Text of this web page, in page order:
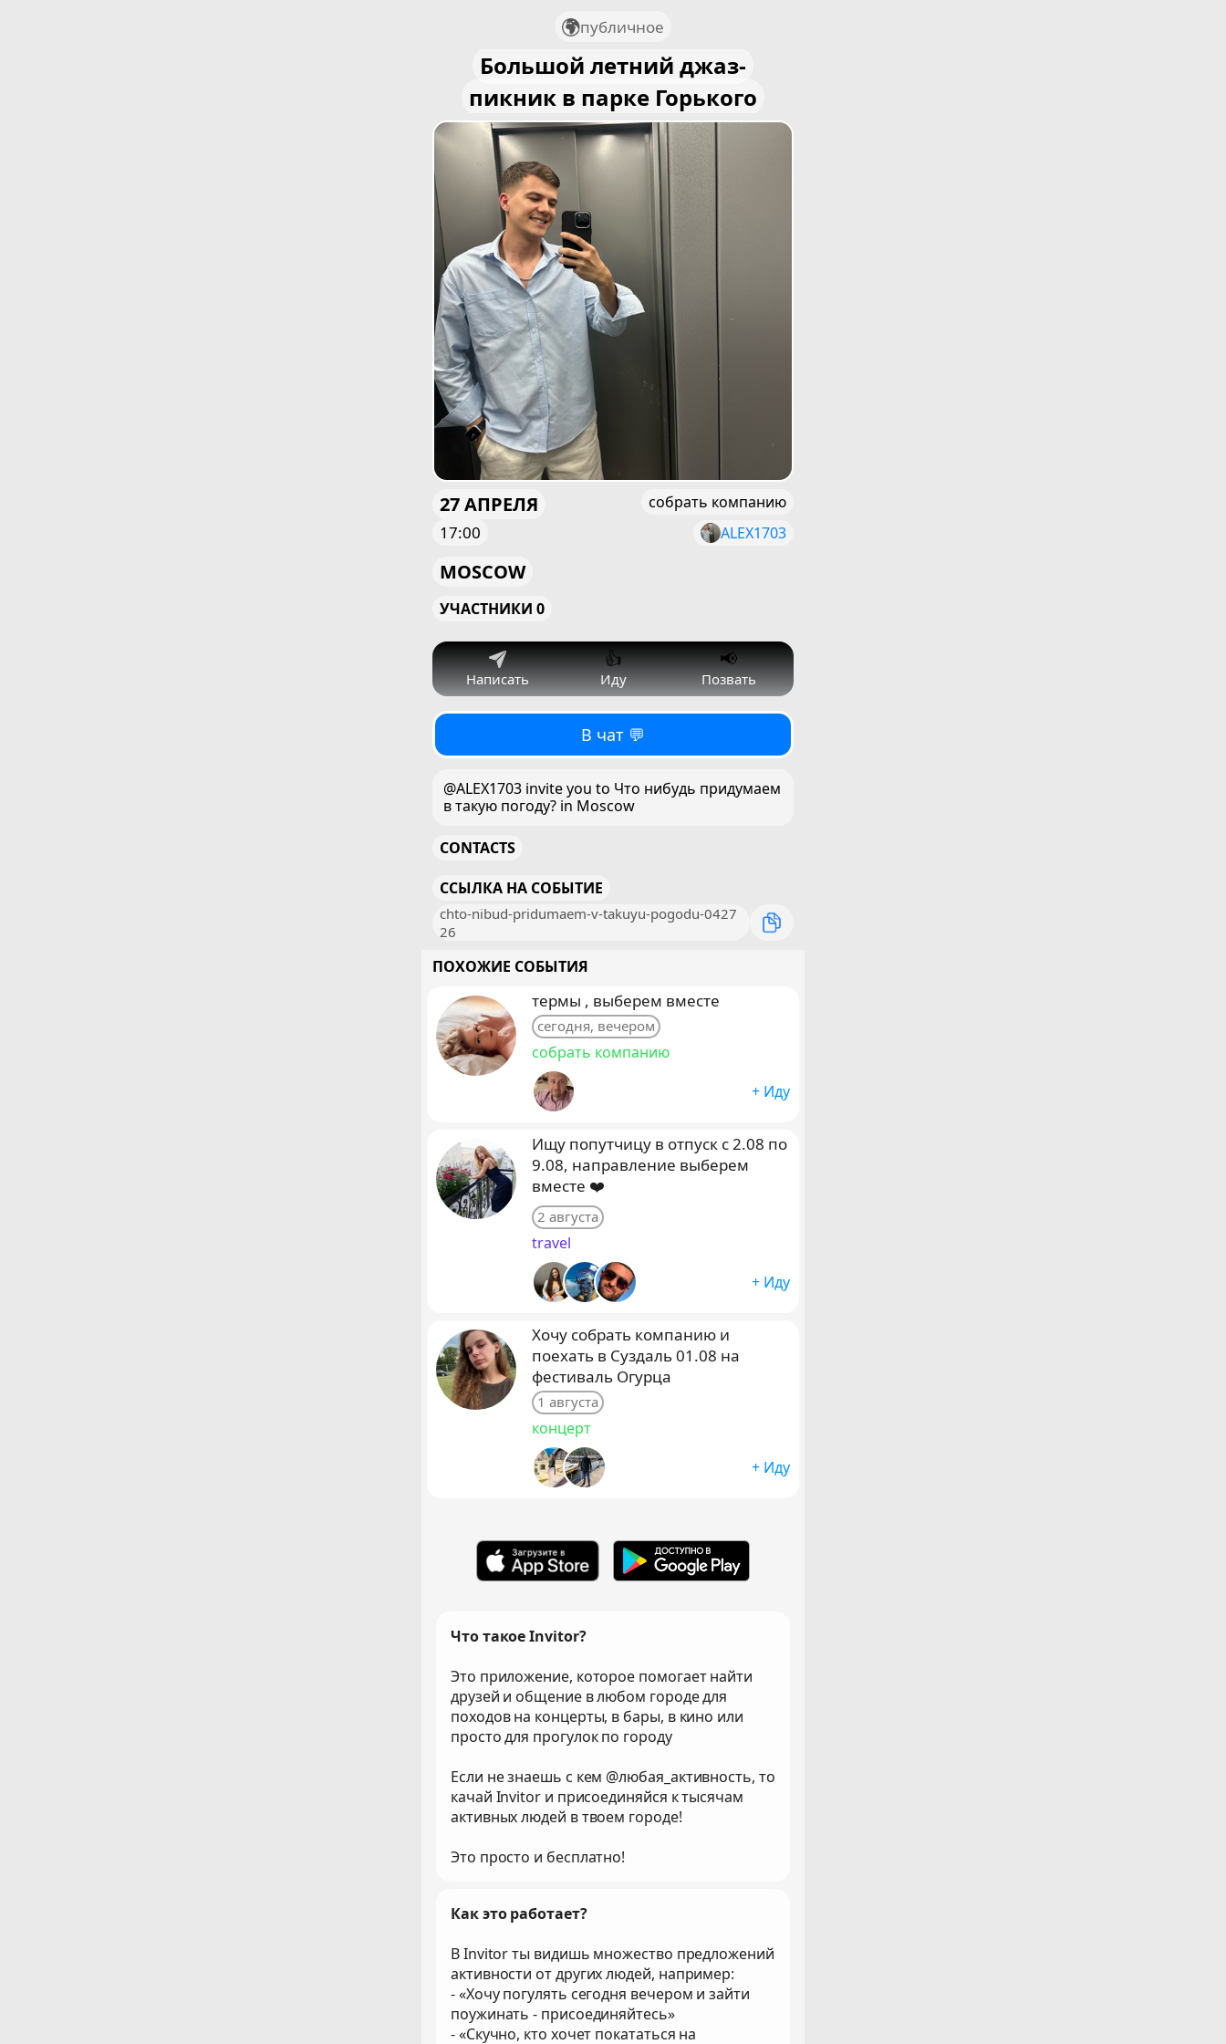
публичное
Большой летний джаз-
пикник в парке Горького
27 АПРЕЛЯ
17:00
собрать компанию
ALEX1703
MOSCOW
УЧАСТНИКИ 0
Написать
👍
Иду
📢
Позвать
В чат 💬
@ALEX1703 invite you to Что нибудь придумаем
в такую погоду? in Moscow
CONTACTS
ССЫЛКА НА СОБЫТИЕ
chto-nibud-pridumaem-v-takuyu-pogodu-0427
26
ПОХОЖИЕ СОБЫТИЯ
термы , выберем вместе
сегодня, вечером
собрать компанию
+ Иду
Ищу попутчицу в отпуск с 2.08 по
9.08, направление выберем
вместе ❤️
2 августа
travel
+ Иду
Хочу собрать компанию и
поехать в Суздаль 01.08 на
фестиваль Огурца
1 августа
концерт
+ Иду
Что такое Invitor?
Это приложение, которое помогает найти
друзей и общение в любом городе для
походов на концерты, в бары, в кино или
просто для прогулок по городу
Если не знаешь с кем @любая_активность, то
качай Invitor и присоединяйся к тысячам
активных людей в твоем городе!
Это просто и бесплатно!
Как это работает?
В Invitor ты видишь множество предложений
активности от других людей, например:
- «Хочу погулять сегодня вечером и зайти
поужинать - присоединяйтесь»
- «Скучно, кто хочет покататься на